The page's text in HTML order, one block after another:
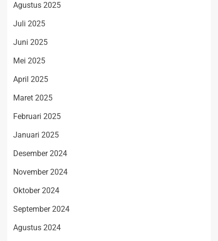
Agustus 2025
Juli 2025
Juni 2025
Mei 2025
April 2025
Maret 2025
Februari 2025
Januari 2025
Desember 2024
November 2024
Oktober 2024
September 2024
Agustus 2024